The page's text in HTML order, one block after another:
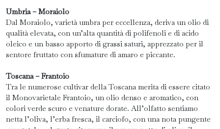
Umbria – Moraiolo
Dal Moraiolo, varietà umbra per eccellenza, deriva un olio di
qualità elevata, con un’alta quantità di polifenoli e di acido
oleico e un basso apporto di grassi saturi, apprezzato per il
sentore fruttato con sfumature di amaro e piccante.
Toscana – Frantoio
Tra le numerose cultivar della Toscana merita di essere citato
il Monovarietale Frantoio, un olio denso e aromatico, con
colori verde scuro e venature dorate. All’olfatto sentiamo
netta l’oliva, l’erba fresca, il carciofo, con una nota pungente